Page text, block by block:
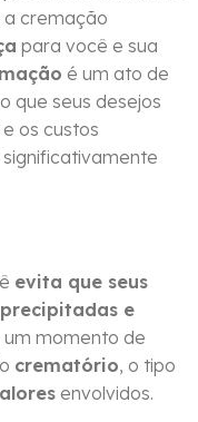
a cremação
para você e sua
é um ato de
que seus desejos
os custos
evita que seus
e
um momento de
crematório, o tipo
envolvidos.